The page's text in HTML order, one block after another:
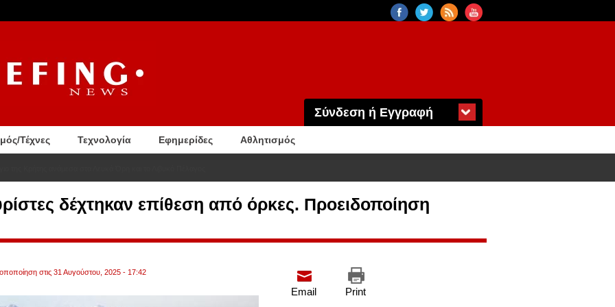
Σύνδεση ή Εγγραφή
Τέχνες Τεχνολογία Εφημερίδες Αθλητισμός
δέχτηκαν επίθεση από όρκες. Προειδοποίηση
στις 31 Αυγούστου, 2025 - 17:42
Print
Email